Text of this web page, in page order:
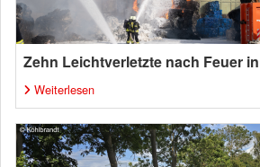
Zehn Leichtverletzte nach Feuer
Weiterlesen